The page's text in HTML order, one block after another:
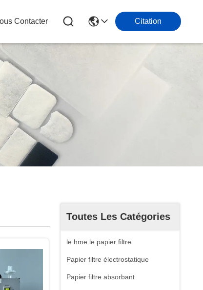
Contacter Citation
Toutes Les Catégories
le hme le papier filtre
Papier filtre électrostatique
Papier filtre absorbant